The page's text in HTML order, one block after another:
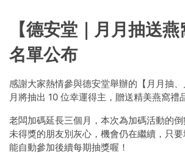
【德安堂｜月月抽送
名單公布
感謝大家熱情參與德安堂舉辦的【月月抽
月將抽出 10 位幸運得主，贈送精美燕窩禮
老闆加碼延長三個月，本次為加碼活動的
未得獎的朋友別灰心，機會仍在繼續，只
能自動參加後續每期抽獎喔！